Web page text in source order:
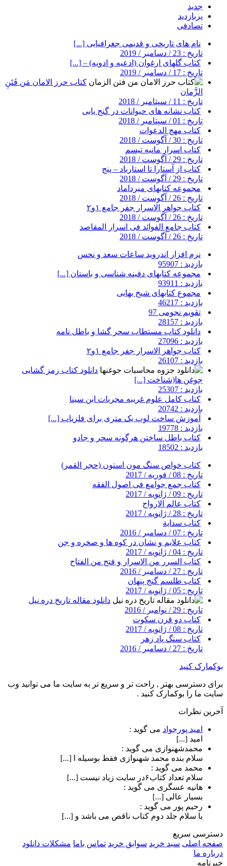
جدید
پربازدید
تصادفی
نام های تاریخی و قدیمی جغرافیایی [...]
تاریخ : 23 / دسامبر / 2019
کتاب گلهای ارغوان (ادعیه و ادویه) – [...]
تاریخ : 17 / دسامبر / 2019
کتاب حرز الامان مَن فَتَنِ
الزَّمان
تاریخ : 11 / سپتامبر / 2018
کتاب نشانه های حیوانات در گنج یابی
تاریخ : 01 / سپتامبر / 2018
کتاب مهج الدعوات
تاریخ : 30 / آگوست / 2018
کتاب اسرار مانیه تیسم
تاریخ : 29 / آگوست / 2018
کتاب از آستارا تا استارباد – پنج
تاریخ : 29 / آگوست / 2018
مجموعه کتابهای میرداماد
تاریخ : 26 / آگوست / 2018
کتاب جواهر الاسرار جفر جامع ۱و۲
تاریخ : 26 / آگوست / 2018
کتاب جامع الفوائد فی اسرار المقاصد
تاریخ : 26 / آگوست / 2018
نرم افزار اندروید ساعات سعد و نحس
بازدید : 95907
مجموعه کتابهای دفینه شناسی و باستان [...]
بازدید : 93911
مجموع کتابهای شیخ بهایی
بازدید : 46217
تقویم نجومی 97
بازدید : 28157
دانلود کتاب مستطاب سحر گشا و باطل نامه
بازدید : 27096
کتاب جواهر الاسرار جفر جامع ۱و۲
بازدید : 26107
دانلود کتاب رمز گشایی
جوغن ها(شناخت [...]
بازدید : 25307
کتاب کامل علوم غریبه مجربات ابن سینا
بازدید : 20742
آموزش ساخت لوپ یک متری برای فلزیاب [...]
بازدید : 19778
کتاب باطل ساختن هرگونه سحر و جادو
بازدید : 18502
کتاب خواص سنگ مون استون (حجر القمر)
تاریخ : 08 / فوریه / 2017
کتاب جمع جوامع فی اصول الفقه
تاریخ : 09 / ژانویه / 2017
کتاب عالم الارواح
تاریخ : 28 / ژانویه / 2017
کتاب سداية
تاریخ : 07 / دسامبر / 2016
کتاب علایم و نشان در کوه ها و صخره و جن
تاریخ : 04 / ژانویه / 2017
کتاب السرر من الاسرار و فتح من الفتاح
تاریخ : 27 / دسامبر / 2016
کتاب طلسم گنج پنهان
تاریخ : 05 / ژانویه / 2017
دانلود مقاله تاریخ دره نیل
تاریخ : 29 / نوامبر / 2016
کتاب دو قرن سکوت
تاریخ : 08 / ژانویه / 2017
کتاب سنگ پاد زهر
تاریخ : 27 / دسامبر / 2016
بوکمارک کنید
برای دسترسی بهتر , راحت تر و سریع تر به سایت ما می توانید وب
سایت ما را بوکمارک کنید .
آخرین نظرات
امید پورجواد می گوید :
امید [...]
محمدشهنوازی می گوید :
سلام بنده محمد شهنوازی فقط بوسیله ا [...]
محمد می گوید :
سلام تعداد کتاب۶در سایت زیاد نیست [...]
هانیه عسگری می گوید :
بسیار عالی [...]
رحیم پور می گوید :
با سلام جلد دوم کتاب ناقص می باشد و [...]
دسترسی سریع
صفحه اصلی سبد خرید سوابق خرید تماس باما مشکلات دانلود
درباره ما
خبرنامه